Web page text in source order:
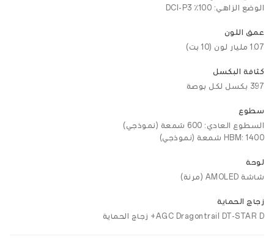
الوضع الزاهي: 100٪ DCI-P3
عمق اللون
1.07 مليار لون (10 بت)
كثافة البكسل
397 بكسل لكل بوصة
سطوع
السطوع العادي: 600 شمعة (نموذجي)
HBM: 1400 شمعة (نموذجي)
لوحة
شاشة AMOLED (مرنة)
زجاج الحماية
AGC Dragontrail DT-STAR D+ زجاج الحماية